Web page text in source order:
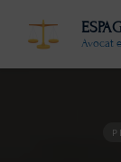
Avocat